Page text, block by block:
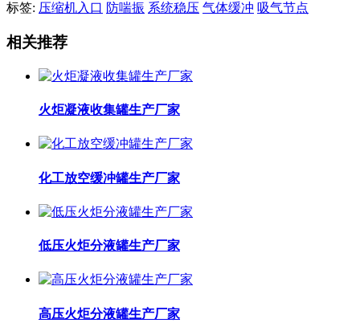
标签: 压缩机入口 防喘振 系统稳压 气体缓冲 吸气节点
相关推荐
火炬凝液收集罐生产厂家
化工放空缓冲罐生产厂家
低压火炬分液罐生产厂家
高压火炬分液罐生产厂家